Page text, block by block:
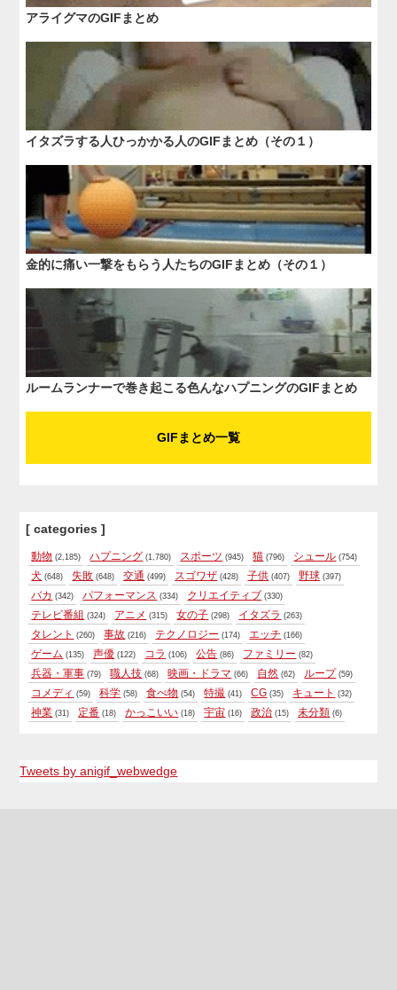
アライグマのGIFまとめ
イタズラする人ひっかかる人のGIFまとめ（その１）
金的に痛い一撃をもらう人たちのGIFまとめ（その１）
ルームランナーで巻き起こる色んなハプニングのGIFまとめ
GIFまとめ一覧
[ categories ]
動物 (2,185) ハプニング (1,780) スポーツ (945) 猫 (796) シュール (754)
犬 (648) 失敗 (648) 交通 (499) スゴワザ (428) 子供 (407) 野球 (397)
バカ (342) パフォーマンス (334) クリエイティブ (330)
テレビ番組 (324) アニメ (315) 女の子 (298) イタズラ (263)
タレント (260) 事故 (216) テクノロジー (174) エッチ (166)
ゲーム (135) 声優 (122) コラ (106) 公告 (86) ファミリー (82)
兵器・軍事 (79) 職人技 (68) 映画・ドラマ (66) 自然 (62) ループ (59)
コメディ (59) 科学 (58) 食べ物 (54) 特撮 (41) CG (35) キュート (32)
神業 (31) 定番 (18) かっこいい (18) 宇宙 (16) 政治 (15) 未分類 (6)
Tweets by anigif_webwedge